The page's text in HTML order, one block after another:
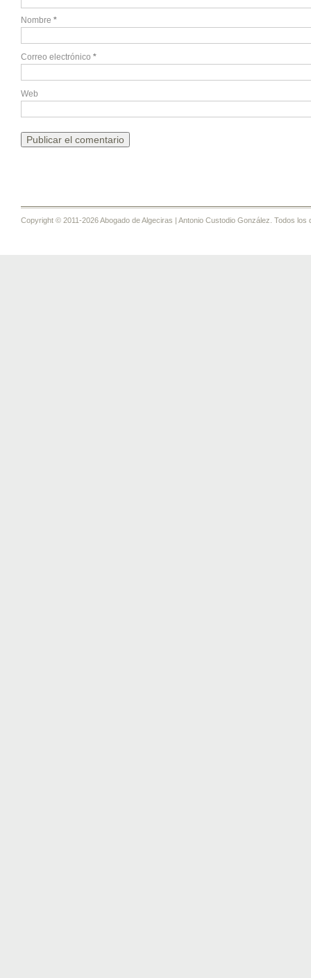
Nombre *
Correo electrónico *
Web
Copyright © 2011-2026 Abogado de Algeciras | Antonio Custodio González. Todos